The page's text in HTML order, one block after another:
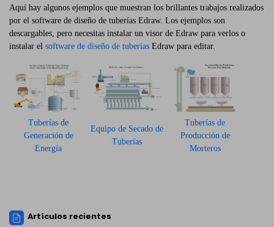
Aquí hay algunos ejemplos que muestran los brillantes trabajos realizados
por el software de diseño de tuberías Edraw. Los ejemplos son
descargables, pero necesitas instalar un visor de Edraw para verlos o
instalar el software de diseño de tuberías Edraw para editar.
Tuberías de
Generación de
Energía
Equipo de Secado de
Tuberías
Tuberías de
Producción de
Morteros
Artículos recientes